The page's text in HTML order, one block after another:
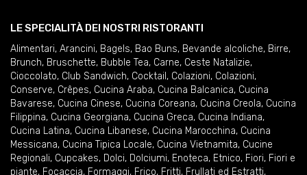
LE SPECIALITÀ DEI NOSTRI RISTORANTI
Alimentari, Arancini, Bagels, Bao Buns, Bevande alcoliche, Birre,
Brunch, Bruschette, Bubble Tea, Carne, Ceste Natalizie,
Cioccolato, Club Sandwich, Cocktail , Colazioni, Colazioni,
Conserve, Crêpes, Cucina Araba, Cucina Balcanica, Cucina
Bavarese, Cucina Cinese, Cucina Coreana, Cucina Creola, Cucina
Filippina, Cucina Georgiana, Cucina Greca, Cucina Indiana,
Cucina Latina, Cucina Libanese, Cucina Marocchina, Cucina
Messicana, Cucina Tipica Locale, Cucina Vietnamita, Cucine
Regionali, Cupcakes, Dolci, Dolciumi, Enoteca, Etnico, Fiori, Fiori e
piante, Focaccia, Formaggi, Frico, Fritti, Frullati ed Estratti,